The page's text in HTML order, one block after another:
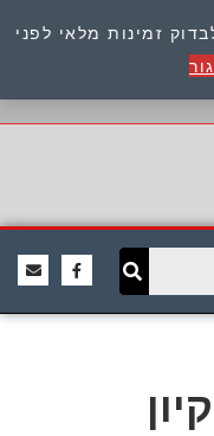
זמינות מלאי לפני
כתובת : היוזמים 9 אור יהודה שירות לקוחות 054-